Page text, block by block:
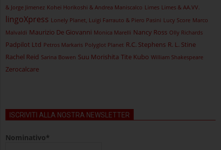
& Jorge Jimenez Kohei Horikoshi & Andrea Maniscalco Limes Limes & AA.VV.
lingoXpress Lonely Planet, Luigi Farrauto & Piero Pasini Lucy Score Marco
Malvaldi Maurizio De Giovanni Monica Marelli Nancy Ross Olly Richards
Padpilot Ltd Petros Markaris Polyglot Planet R.C. Stephens R. L. Stine
Rachel Reid Sarina Bowen Suu Morishita Tite Kubo William Shakespeare
Zerocalcare
ISCRIVITI ALLA NOSTRA NEWSLETTER
Nominativo*